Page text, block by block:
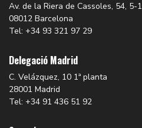
Av. de la Riera de Cassoles, 54, 5-1
08012 Barcelona
Tel: +34 93 321 97 29
Delegació Madrid
C. Velázquez, 10 1ª planta
28001 Madrid
Tel: +34 91 436 51 92